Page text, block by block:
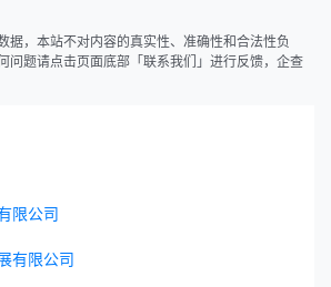
据，本站不对内容的真实性、准确性和合法性负
问题请点击页面底部「联系我们」进行反馈，企查
限公司
有限公司